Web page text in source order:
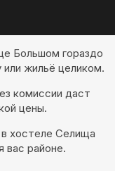
Большом гораздо
жильё целиком.
комиссии даст
цены.
хостеле Селища
вас районе.